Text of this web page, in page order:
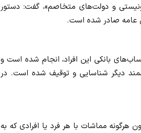
و دولت‌های متخاصم»، گفت: دستور
بانکی این افراد، انجام شده است و
دیگر شناسایی و توقیف شده است. در
مماشات با هر فرد یا افرادی که به